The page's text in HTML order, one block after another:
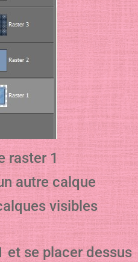
raster 1
autre calque
visibles
et se placer dessus